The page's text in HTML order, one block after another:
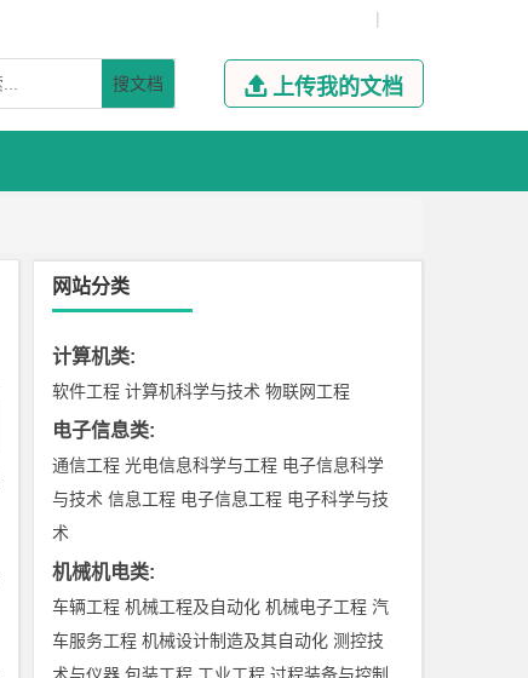
|
搜文档  上传我的文档
网站分类
计算机类:
软件工程 计算机科学与技术 物联网工程
电子信息类:
通信工程 光电信息科学与工程 电子信息科学
与技术 信息工程 电子信息工程 电子科学与技
术
机械机电类:
车辆工程 机械工程及自动化 机械电子工程 汽
车服务工程 机械设计制造及其自动化 测控技